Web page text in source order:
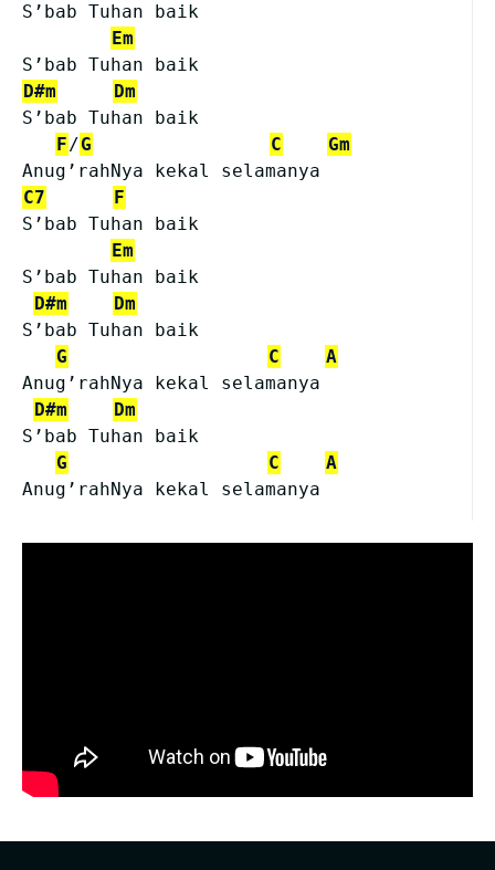
S’bab Tuhan baik
Em
S’bab Tuhan baik
D#m
Dm
S’bab Tuhan baik
F/G C
Gm
Anug’rahNya kekal selamanya
C7
F
S’bab Tuhan baik
Em
S’bab Tuhan baik
D#m
Dm
S’bab Tuhan baik
G
C
A
Anug’rahNya kekal selamanya
D#m
Dm
S’bab Tuhan baik
G
C
A
Anug’rahNya kekal selamanya